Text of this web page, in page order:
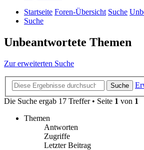
Startseite Foren-Übersicht Suche
Suche
Unbeantwortete Themen
Zur erweiterten Suche
Suche
Die Suche ergab 17 Treffer • Seite 1 von 1
Themen
Antworten
Zugriffe
Letzter Beitrag